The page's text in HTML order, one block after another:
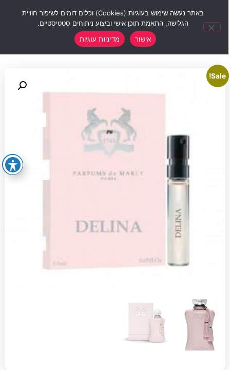
Sale!
באתר נעשה שימוש בעוגיות (Cookies) וכלים דומים לשיפור חוויית
הגלישה, התאמת תוכן אישי וביצוע ניתוחים סטטיסטיים.
אישור
מדיניות עוגיות